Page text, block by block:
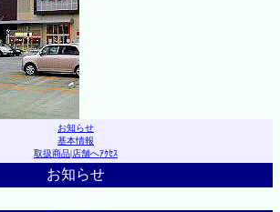
お知らせ
基本情報
取扱商品|店舗へｱｸｾｽ
お知らせ